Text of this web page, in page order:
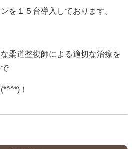
を１５台導入しております。
柔道整復師による適切な治療を
！